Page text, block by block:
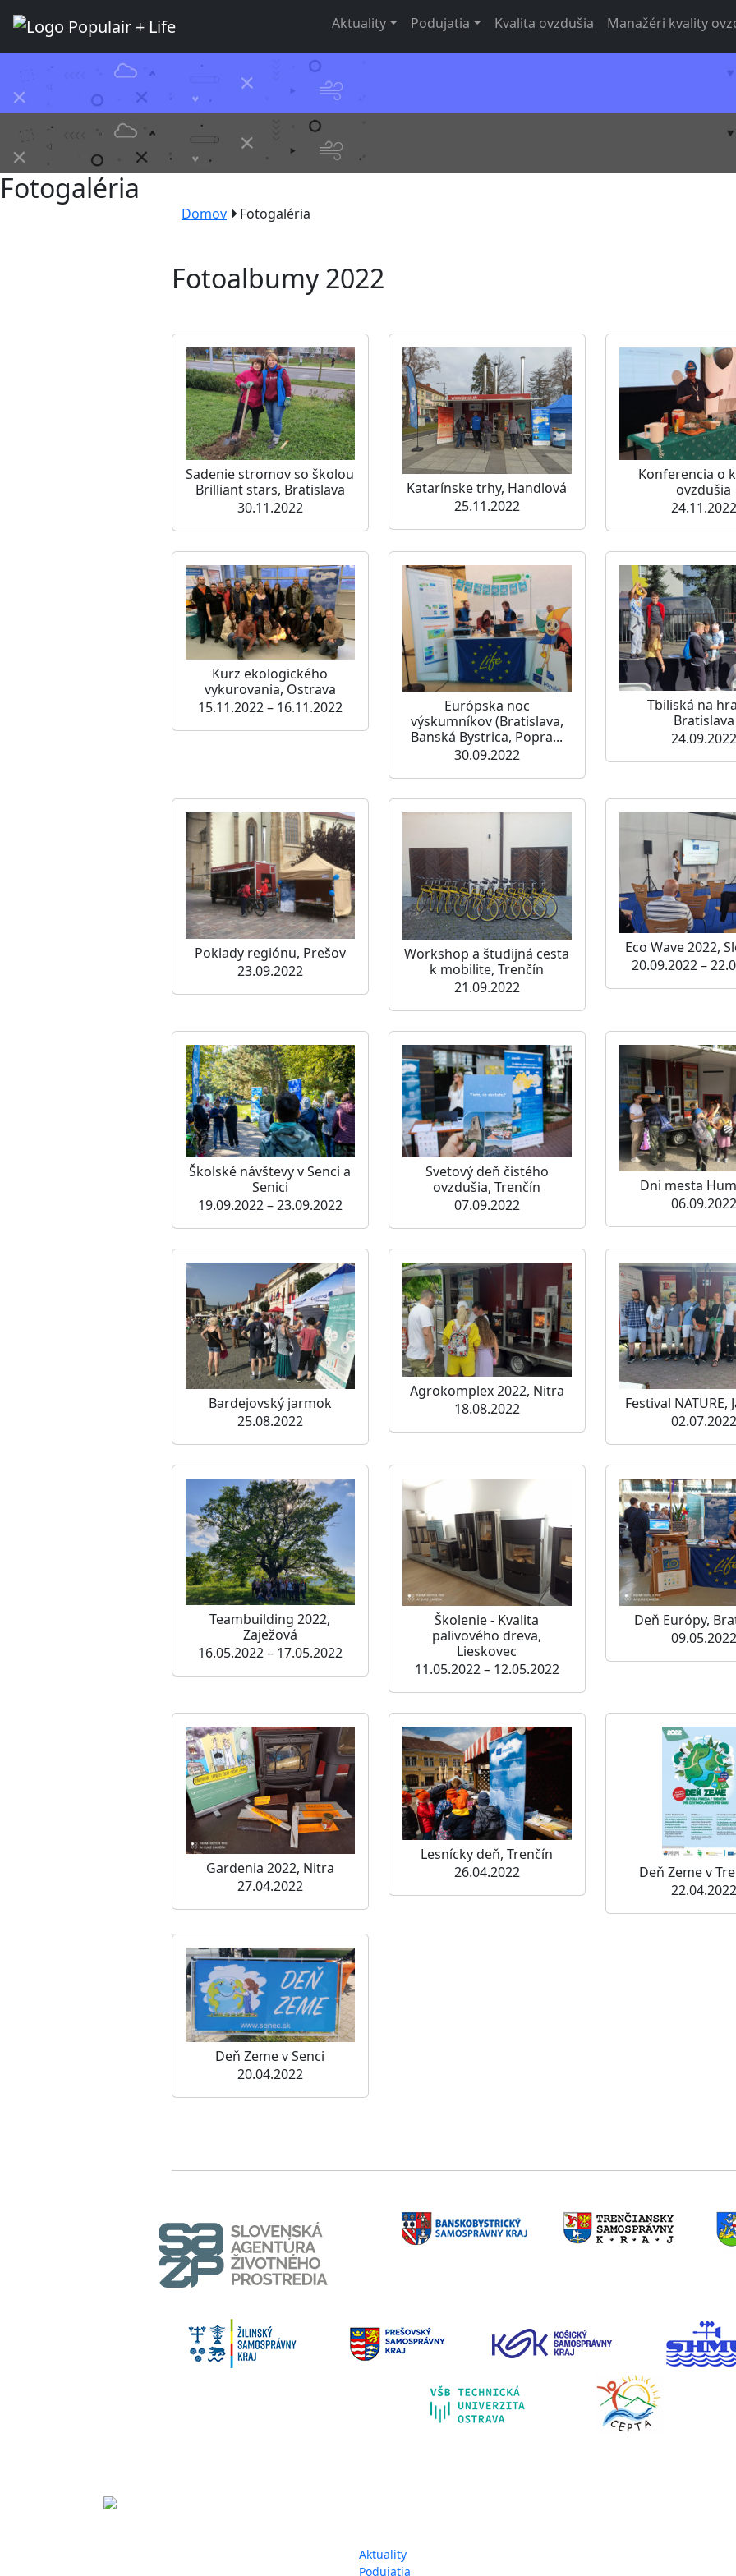
Aktuality Podujatia Kvalita ovzdušia Manažéri kvality
Fotogaléria
Domov Fotogaléria
Fotoalbumy 2022
Sadenie stromov so školou
Brilliant stars, Bratislava
30.11.2022
Katarínske trhy, Handlová
25.11.2022
Konferencia o
ovzdušia
24.11.2022
Kurz ekologického
vykurovania, Ostrava
15.11.2022 – 16.11.2022
Európska noc
výskumníkov (Bratislava,
Banská Bystrica, Popra...
30.09.2022
Tbiliská na
Bratislava
24.09.2022
Poklady regiónu, Prešov
23.09.2022
Workshop a študijná cesta
k mobilite, Trenčín
21.09.2022
Eco Wave 2022,
20.09.2022 –
Školské návštevy v Senci a
Senici
19.09.2022 – 23.09.2022
Svetový deň čistého
ovzdušia, Trenčín
07.09.2022
Dni mesta
06.09.2022
Bardejovský jarmok
25.08.2022
Agrokomplex 2022, Nitra
18.08.2022
Festival NATURE,
02.07.2022
Teambuilding 2022,
Zaježová
16.05.2022 – 17.05.2022
Školenie - Kvalita
palivového dreva,
Lieskovec
11.05.2022 – 12.05.2022
Deň Európy,
09.05.2022
Gardenia 2022, Nitra
27.04.2022
Lesnícky deň, Trenčín
26.04.2022
Deň Zeme v
22.04.2022
Deň Zeme v Senci
20.04.2022
Aktuality
Podujatia